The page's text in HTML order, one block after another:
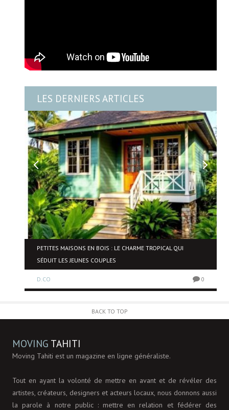
LES DERNIERS ARTICLES
PETITES MAISONS EN BOIS : LE CHARME TROPICAL QUI
SÉDUIT LES JEUNES COUPLES
D.CO 0
BACK TO TOP
MOVING TAHITI
Moving Tahiti est un magazine en ligne généraliste.
Tout en ayant la volonté de mettre en avant et de révéler des
artistes, créateurs, designers et acteurs locaux, nous donnons aussi
la parole à notre public : mettre en relation et fédérer des